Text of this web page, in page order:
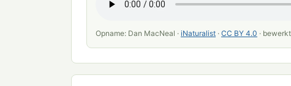
Opname: Dan MacNeal · iNaturalist · CC BY 4.0 ·